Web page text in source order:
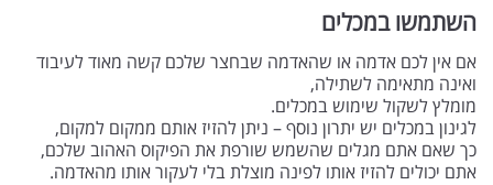
השתמשו במכלים
אם אין לכם אדמה או שהאדמה שבחצר שלכם קשה מאוד לעיבוד
ואינה מתאימה לשתילה,
מומלץ לשקול שימוש במכלים.
לגינון במכלים יש יתרון נוסף – ניתן להזיז אותם ממקום למקום,
כך שאם אתם מגלים שהשמש שורפת את הפיקוס האהוב שלכם,
אתם יכולים להזיז אותו לפינה מוצלת בלי לעקור אותו מהאדמה.